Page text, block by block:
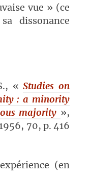
vue » (ce
dissonance
«Studies on
: a minority
majority »,
70, p. 416
(en